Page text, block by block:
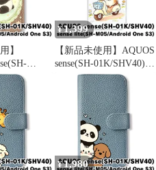
icgr-
flip2-sh01k-blgy-593
】
手帳型ス
(色：グレ
パンダ) パ
ース リボ
韓国 flip2-
¥1,399
【新品未使用】AQUOS
sense(SH-01K/SHV40)
クリア ハードケース
(バイクハムスター) ハ
ムスター バイク ヘルメ
ット かわいい おしゃれ
韓国 cl-cat26-sh01k-570
¥1,980